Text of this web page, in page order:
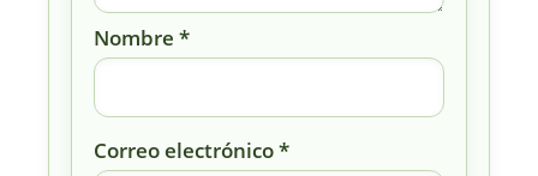
Nombre *
Correo electrónico*